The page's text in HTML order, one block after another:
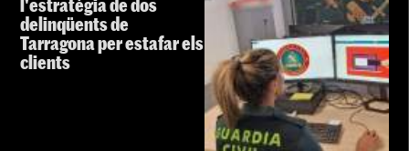
l'estratègia de dos
delinqüents de
Tarragona per estafar els
clients